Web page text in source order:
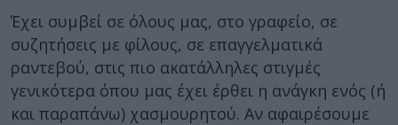
Έχει συμβεί σε όλους μας, στο γραφείο, σε
συζητήσεις με φίλους, σε επαγγελματικά
ραντεβού, στις πιο ακατάλληλες στιγμές
γενικότερα όπου μας έχει έρθει η ανάγκη ενός (ή
και παραπάνω) χασμουρητού. Αν αφαιρέσουμε